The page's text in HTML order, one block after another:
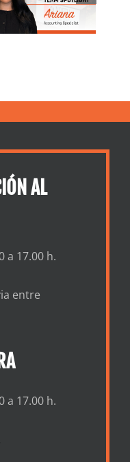
asociada de
servicios de
AL
a 17.00 h.
entre
a 17.00 h.